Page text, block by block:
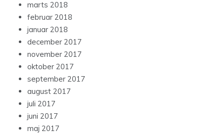
marts 2018
februar 2018
januar 2018
december 2017
november 2017
oktober 2017
september 2017
august 2017
juli 2017
juni 2017
maj 2017